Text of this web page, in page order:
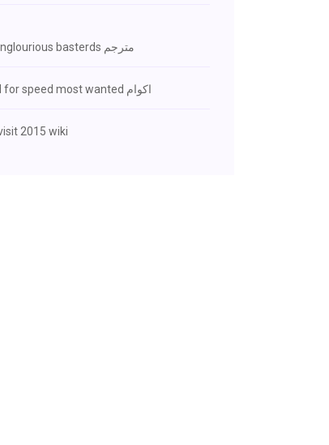
فيلم inglourious basterds مترجم
Need for speed most wanted اكوام
2015 wiki